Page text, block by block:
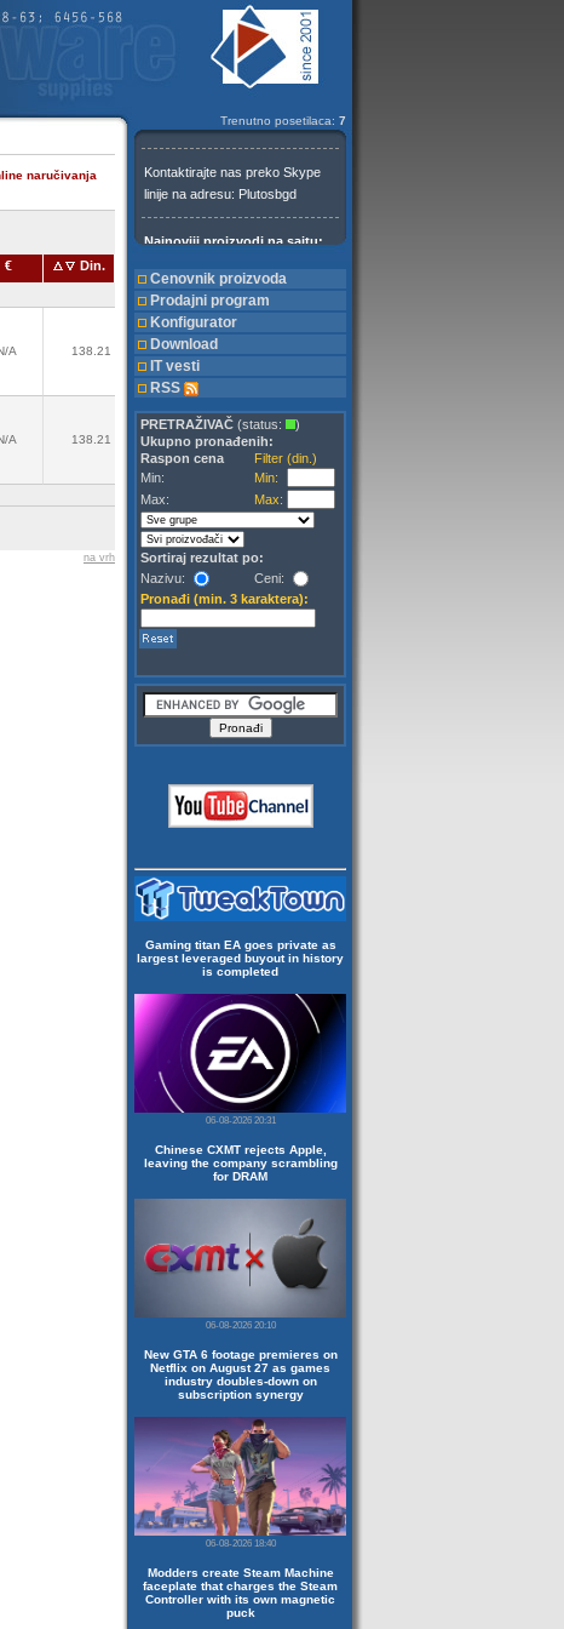
Trenutno posetilaca: 7
naručivanja
€ Din.
A 138.21
A 138.21
na vrh
Cenovnik proizvoda
Prodajni program
Konfigurator
Download
IT vesti
RSS
PRETRAŽIVAČ (status:
)
Ukupno pronađenih:
Raspon cena
Filter (din.)
Min:
Min:
Max:
Max:
Sortiraj rezultat po:
Nazivu:
Ceni:
Pronađi (min. 3 karaktera):
Gaming titan EA goes private as
largest leveraged buyout in history
is completed
06-08-2026 20:31
Chinese CXMT rejects Apple,
leaving the company scrambling
for DRAM
06-08-2026 20:10
New GTA 6 footage premieres on
Netflix on August 27 as games
industry doubles-down on
subscription synergy
06-08-2026 18:40
Modders create Steam Machine
faceplate that charges the Steam
Controller with its own magnetic
puck